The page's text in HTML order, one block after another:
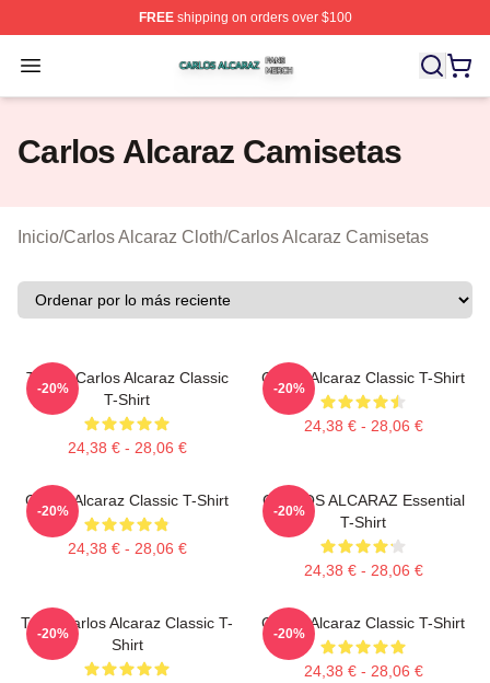
FREEshipping on orders over $100
Open menu
Carlos Alcaraz Shop ⚡️ Officially Licensed Carlos
Carlos Alcaraz Camisetas
Inicio/Carlos Alcaraz Cloth/Carlos Alcaraz Camisetas
Tennis Carlos Alcaraz Classic
T-Shirt
24,38 € - 28,06 €
-20%
Carlos Alcaraz Classic T-Shirt
24,38 € - 28,06 €
-20%
Carlos Alcaraz Classic T-Shirt
24,38 € - 28,06 €
-20%
CARLOS ALCARAZ Essential
T-Shirt
24,38 € - 28,06 €
-20%
Tenis Carlos Alcaraz Classic T-
Shirt
-20%
Carlos Alcaraz Classic T-Shirt
24,38 € - 28,06 €
-20%